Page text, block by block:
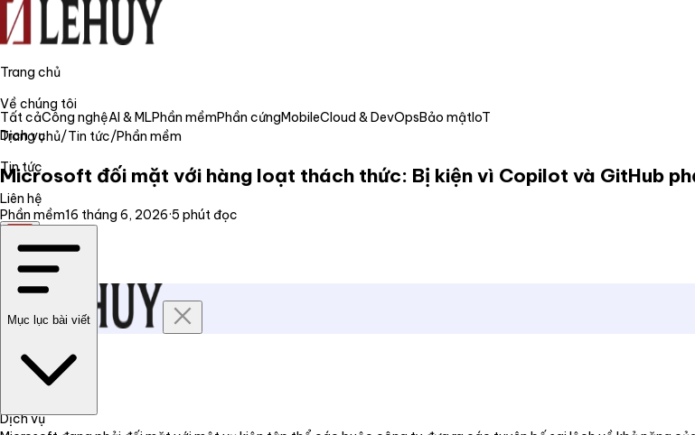
Trang chủ
Về chúng tôi
Dịch vụ
Tin tức
Liên hệ
Trang chủ
Về chúng tôi
Dịch vụ
Tất cảCông nghệAI & MLPhần mềmPhần cứngMobileCloud & DevOpsBảo mậtIoT
Trang chủ/Tin tức/Phần mềm
Microsoft đối mặt với hàng loạt thách thức: Bị kiện vì Copilot và GitHub
Phần mềm16 tháng 6, 2026·5 phút đọc
Mục lục bài viết